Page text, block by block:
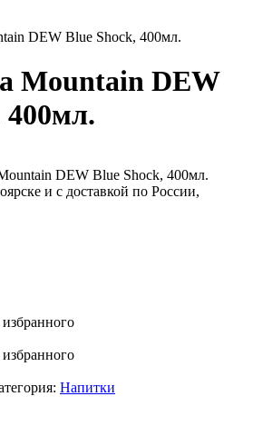
DEW Blue Shock, 400мл.
Mountain DEW
400мл.
Напитки